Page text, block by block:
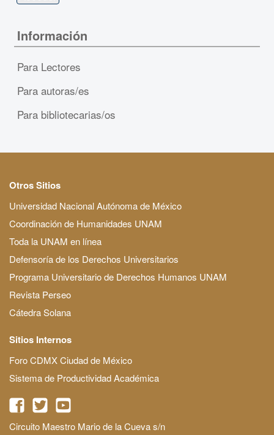
Información
Para Lectores
Para autoras/es
Para bibliotecarias/os
Otros Sitios
Universidad Nacional Autónoma de México
Coordinación de Humanidades UNAM
Toda la UNAM en línea
Defensoría de los Derechos Universitarios
Programa Universitario de Derechos Humanos UNAM
Revista Perseo
Cátedra Solana
Sitios Internos
Foro CDMX Ciudad de México
Sistema de Productividad Académica
Circuito Maestro Mario de la Cueva s/n